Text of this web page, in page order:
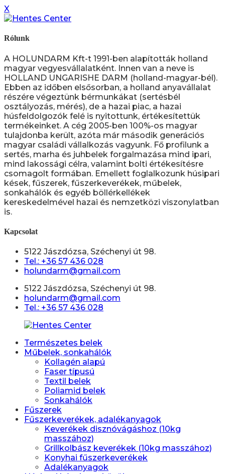
X
Rólunk
A HOLUNDARM Kft-t 1991-ben alapították holland
magyar vegyesvállalatként. Innen van a neve is
HOLLAND UNGARISHE DARM (holland-magyar-bél).
Ebben az időben elsősorban, a holland anyavállalat
részére végeztünk bérmunkákat (sertésbél
osztályozás, mérés), de a hazai piac, a hazai
húsfeldolgozók felé is nyitottunk, értékesítettük
termékeinket. A cég 2005-ben 100%-os magyar
tulajdonba került, azóta már második generációs
magyar családi vállalkozás vagyunk. Fő profilunk a
sertés, marha és juhbelek forgalmazása mind ipari,
mind lakossági célra, valamint bolti értékesítésre
csomagolt formában. Emellett foglalkozunk húsipari
kések, fűszerek, fűszerkeverékek, műbelek,
sonkahálók és egyéb böllérkellékek
kereskedelmével hazai és nemzetközi viszonylatban
is.
Kapcsolat
5122 Jászdózsa, Széchenyi út 98.
Tel.: +36 57 436 028
holundarm@gmail.com
5122 Jászdózsa, Széchenyi út 98.
holundarm@gmail.com
Tel.: +36 57 436 028
Természetes belek
Műbelek, sonkahálók
Kollagén alapú
Faser típusú
Textil belek
Poliamid belek
Sonkahálók
Fűszerek
Fűszerkeverékek, adalékanyagok
Keverékek disznóvágáshoz (10kg
masszához)
Grillkolbász keverékek (10kg masszához)
Konyhai fűszerkeverékek
Adalékanyagok